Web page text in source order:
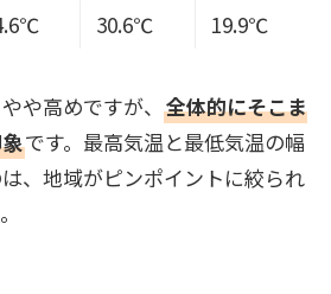
30.6℃ 19.9℃
や高めですが、 全体的にそこま
です。最高気温と最低気温の幅
、地域がピンポイントに絞られ